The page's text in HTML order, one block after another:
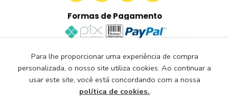
Formas de Pagamento
Site Seguro e Verificado
Seguro Certificado
Certificado: Trustindex
Para lhe proporcionar uma experiência de compra
personalizada, o nosso site utiliza cookies. Ao continuar a
usar este site, você está concordando com a nossa
política de cookies.